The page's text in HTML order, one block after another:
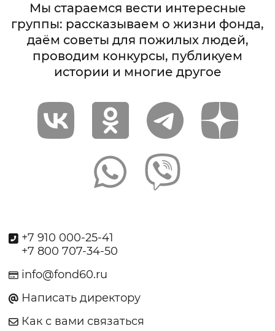
Мы стараемся вести интересные
группы: рассказываем о жизни фонда,
даём советы для пожилых людей,
проводим конкурсы, публикуем
истории и многие другое
+7 910 000-25-41
+7 800 707-34-50
info@fond60.ru
Написать директору
Как с вами связаться